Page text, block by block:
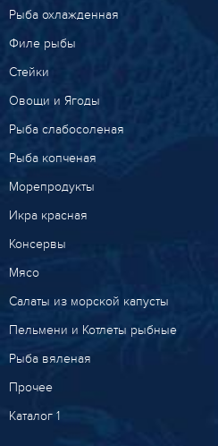
Рыба охлажденная
Филе рыбы
Стейки
Овощи и Ягоды
Рыба слабосоленая
Рыба копченая
Морепродукты
Икра красная
Консервы
Мясо
Салаты из морской капусты
Пельмени и Котлеты рыбные
Рыба вяленая
Прочее
Каталог 1